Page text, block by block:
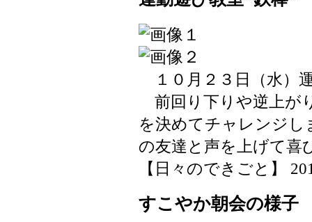
１０月２３日（水）
前回り下りや逆上が
を決めてチャレンジし
の友達と声を上げて喜
【日々のできごと】
すこやか朝会の様子